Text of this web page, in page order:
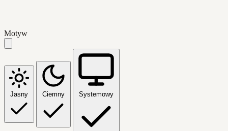
Motyw
Jasny Ciemny Systemowy